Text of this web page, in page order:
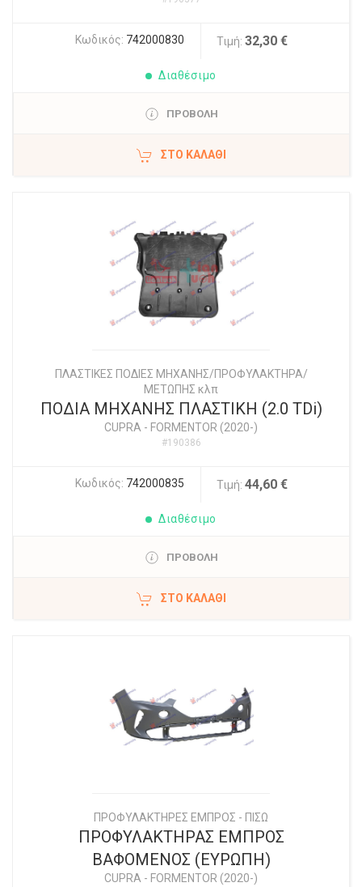
Κωδικός: 742000830 Τιμή: 32,30 €
Διαθέσιμο
ΠΡΟΒΟΛΗ
ΣΤΟ ΚΑΛΆΘΙ
ΠΛΑΣΤΙΚΕΣ ΠΟΔΙΕΣ ΜΗΧΑΝΗΣ/ΠΡΟΦΥΛΑΚΤΗΡΑ/
ΜΕΤΩΠΗΣ κλπ
ΠΟΔΙΑ ΜΗΧΑΝΗΣ ΠΛΑΣΤΙΚΗ (2.0 TDi)
CUPRA - FORMENTOR (2020-)
#190386
Κωδικός: 742000835 Τιμή: 44,60 €
Διαθέσιμο
ΠΡΟΒΟΛΗ
ΣΤΟ ΚΑΛΆΘΙ
ΠΡΟΦΥΛΑΚΤΗΡΕΣ ΕΜΠΡΟΣ - ΠΙΣΩ
ΠΡΟΦΥΛΑΚΤΗΡΑΣ ΕΜΠΡΟΣ
ΒΑΦΟΜΕΝΟΣ (ΕΥΡΩΠΗ)
CUPRA - FORMENTOR (2020-)